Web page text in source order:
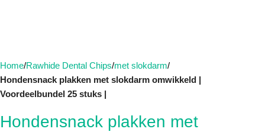
Home Rawhide Dental Chips met slokdarm
Hondensnack plakken met slokdarm omwikkeld |
Voordeelbundel 25 stuks |
Hondensnack plakken met